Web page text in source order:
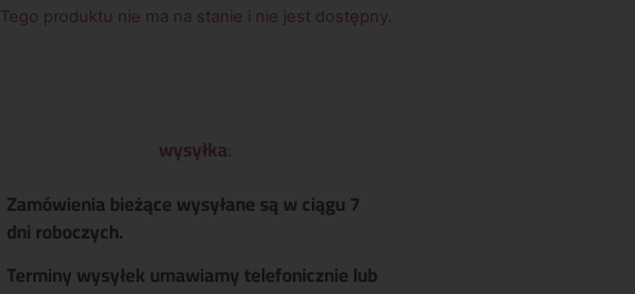
Tego produktu nie ma na stanie i nie jest dostępny.
wysyłka:
Zamówienia bieżące wysyłane są w ciągu 7
dni roboczych.
Terminy wysyłek umawiamy telefonicznie lub